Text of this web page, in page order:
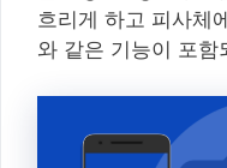
흐리게 하고 피사체
와 같은 기능이 포함